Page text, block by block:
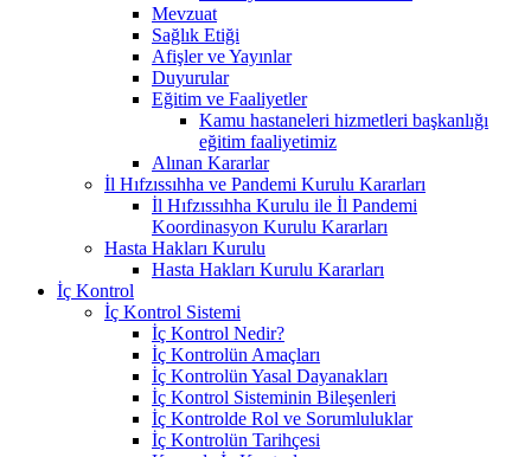
Mevzuat
Sağlık Etiği
Afişler ve Yayınlar
Duyurular
Eğitim ve Faaliyetler
Kamu hastaneleri hizmetleri başkanlığı
eğitim faaliyetimiz
Alınan Kararlar
İl Hıfzıssıhha ve Pandemi Kurulu Kararları
İl Hıfzıssıhha Kurulu ile İl Pandemi
Koordinasyon Kurulu Kararları
Hasta Hakları Kurulu
Hasta Hakları Kurulu Kararları
İç Kontrol
İç Kontrol Sistemi
İç Kontrol Nedir?
İç Kontrolün Amaçları
İç Kontrolün Yasal Dayanakları
İç Kontrol Sisteminin Bileşenleri
İç Kontrolde Rol ve Sorumluluklar
İç Kontrolün Tarihçesi